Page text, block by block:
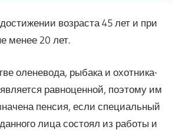
возраста 45 лет и при
менее 20 лет.
оленевода, рыбака и охотника-
рав­ноценной, поэтому им
пенсия, если специальный
лица состоял из работы и